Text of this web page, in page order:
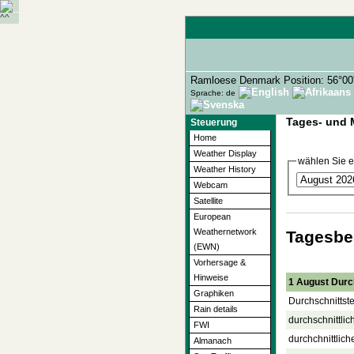
Ramloese Denmark Position:
Sprache: de
Steuerung
Home
Weather Display
Weather History
Webcam
Satellite
European
Weathernetwork
(EWN)
Vorhersage &
Hinweise
Graphiken
Rain details
FWI
Almanach
Tages- und
wählen Sie
1 August